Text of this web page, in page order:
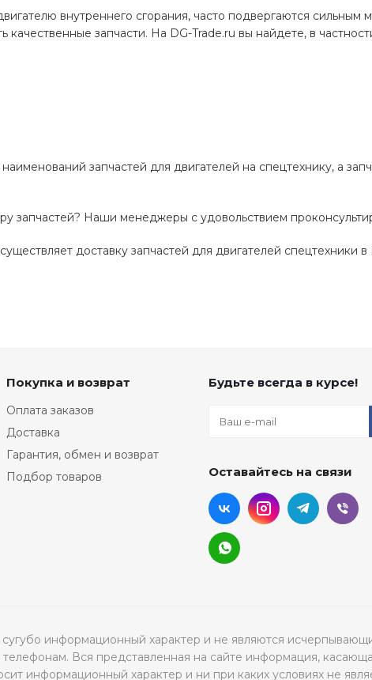
внутреннего сгорания, часто подвергаются сильным
качественные запчасти. На DG-Trade.ru вы найдете, в
запчастей для двигателей на спецтехнику, а
запчастей? Наши менеджеры с удовольствием
доставку запчастей для двигателей спецтехники
Покупка и возврат
Оплата заказов
Доставка
Гарантия, обмен и возврат
Подбор товаров
Будьте всегда в курсе!
Оставайтесь на связи
сугубо информационный характер и не являются
Вся представленная на сайте информация,
информационный характер и ни при каких условиях не